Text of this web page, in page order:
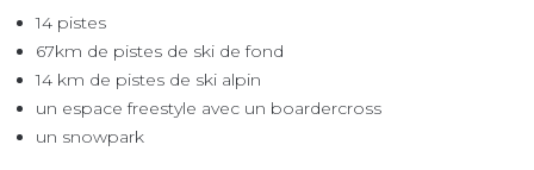
14 pistes
67km de pistes de ski de fond
14 km de pistes de ski alpin
un espace freestyle avec un boardercross
un snowpark